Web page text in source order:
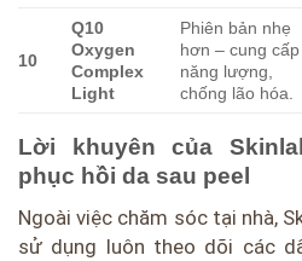
10
Q10
Oxygen
Complex
Light
Phiên bản nhẹ
hơn – cung cấp
năng lượng,
chống lão hóa.
Lời khuyên của
phục hồi da sau peel
Ngoài việc chăm sóc tại nhà,
sử dụng luôn theo dõi các